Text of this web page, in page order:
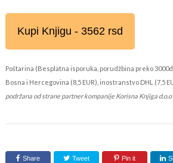
Kupi Knjigu - 3562 rsd
Poštarina (Besplatna isporuka, porudžbina preko
Bosna i Hercegovina (8,5 EUR), inostranstvo DHL (7,5
podržana od strane partner kompanije Korisna Knjiga d.o.o
Share Tweet Pin it